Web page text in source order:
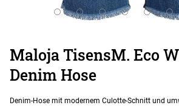
Maloja TisensM. Eco
Denim Hose
Denim-Hose mit modernem Culotte-Schnitt und